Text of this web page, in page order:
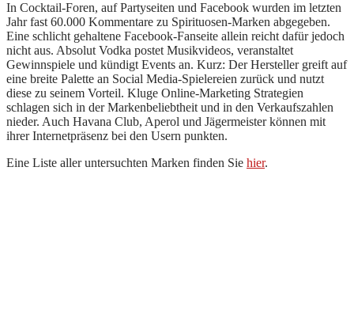
In Cocktail-Foren, auf Partyseiten und Facebook wurden im letzten
Jahr fast 60.000 Kommentare zu Spirituosen-Marken abgegeben.
Eine schlicht gehaltene Facebook-Fanseite allein reicht dafür jedoch
nicht aus. Absolut Vodka postet Musikvideos, veranstaltet
Gewinnspiele und kündigt Events an. Kurz: Der Hersteller greift auf
eine breite Palette an Social Media-Spielereien zurück und nutzt
diese zu seinem Vorteil. Kluge Online-Marketing Strategien
schlagen sich in der Markenbeliebtheit und in den Verkaufszahlen
nieder. Auch Havana Club, Aperol und Jägermeister können mit
ihrer Internetpräsenz bei den Usern punkten.
Eine Liste aller untersuchten Marken finden Sie hier.